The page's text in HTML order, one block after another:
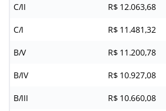
C/II R$ 12.063,68
C/I R$ 11.481,32
B/V R$ 11.200,78
B/IV R$ 10.927,08
B/III R$ 10.660,08